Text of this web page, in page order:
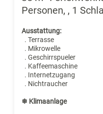
Personen, , 1
Ausstattung:
. Terrasse
. Mikrowelle
. Geschirrspueler
. Kaffeemaschine
. Internetzugang
. Nichtraucher
❄ Klimaanlage